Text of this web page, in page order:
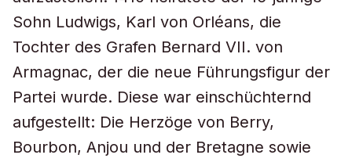
Sohn Ludwigs, Karl von Orléans, die
Tochter des Grafen Bernard VII. von
Armagnac, der die neue Führungsfigur der
Partei wurde. Diese war einschüchternd
aufgestellt: Die Herzöge von Berry,
Bourbon, Anjou und der Bretagne sowie